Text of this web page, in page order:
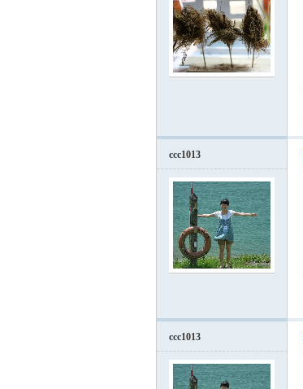
ccc1013
ccc1013